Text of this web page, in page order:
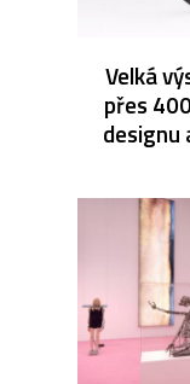
Velká
přes
designu